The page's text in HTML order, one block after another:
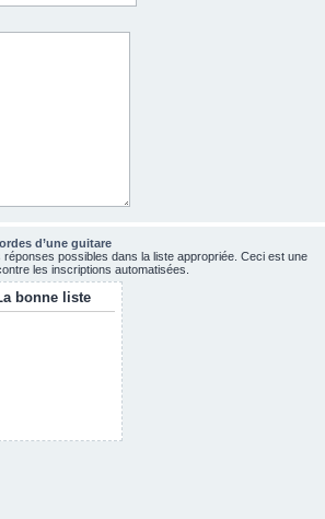
d’une guitare
réponses possibles dans la liste appropriée. Ceci est une
les inscriptions automatisées.
bonne liste